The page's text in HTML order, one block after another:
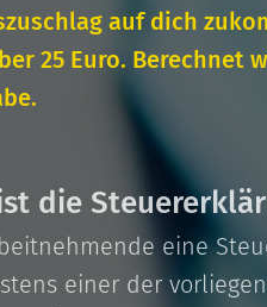
auf dich
25 Euro.
die
eine
einer der